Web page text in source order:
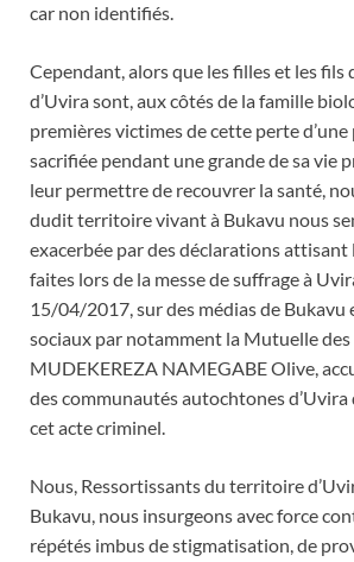
car non identifiés.
Cependant, alors que les filles et les
d’Uvira sont, aux côtés de la famille
premières victimes de cette perte d’une
sacrifiée pendant une grande de sa vie
leur permettre de recouvrer la santé,
dudit territoire vivant à Bukavu nous
exacerbée par des déclarations
faites lors de la messe de suffrage à
15/04/2017, sur des médias de Bukavu
sociaux par notamment la Mutuelle
MUDEKEREZA NAMEGABE Olive,
des communautés autochtones d’Uvira
cet acte criminel.
Nous, Ressortissants du territoire
Bukavu, nous insurgeons avec force
répétés imbus de stigmatisation, de